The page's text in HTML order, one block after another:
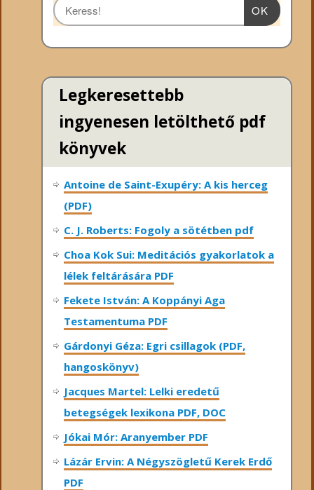
OK
Legkeresettebb
ingyenesen letölthető pdf
könyvek
Antoine de Saint-Exupéry: A kis herceg
(PDF)
C. J. Roberts: Fogoly a sötétben pdf
Choa Kok Sui: Meditációs gyakorlatok a
lélek feltárására PDF
Fekete István: A Koppányi Aga
Testamentuma PDF
Gárdonyi Géza: Egri csillagok (PDF,
hangoskönyv)
Jacques Martel: Lelki eredetű
betegségek lexikona PDF, DOC
Jókai Mór: Aranyember PDF
Lázár Ervin: A Négyszögletű Kerek Erdő
PDF